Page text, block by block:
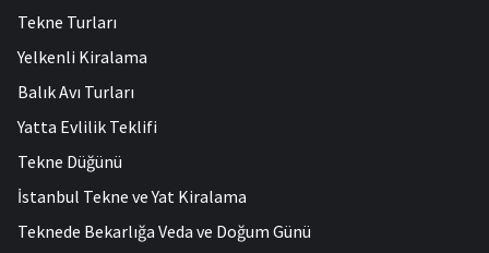
Tekne Turları
Yelkenli Kiralama
Balık Avı Turları
Yatta Evlilik Teklifi
Tekne Düğünü
İstanbul Tekne ve Yat Kiralama
Teknede Bekarlığa Veda ve Doğum Günü